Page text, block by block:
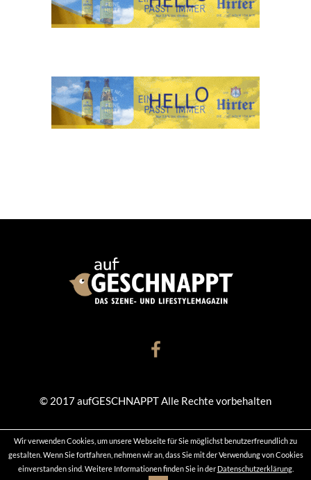
Wir verwenden Cookies, um unsere Webseite für Sie möglichst benutzerfreundlich zu
gestalten. Wenn Sie fortfahren, nehmen wir an, dass Sie mit der Verwendung von Cookies
einverstanden sind. Weitere Informationen finden Sie in der Datenschutzerklärung.
© 2017 aufGESCHNAPPT Alle Rechte vorbehalten
KONTAKT DATENSCHUTZ IMPRESSUM